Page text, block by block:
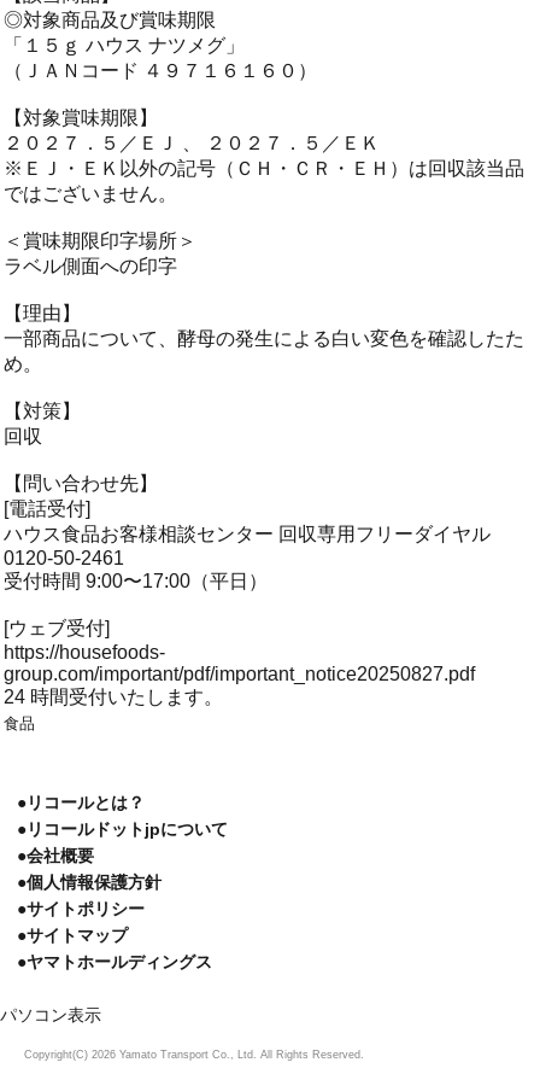
◎対象商品及び賞味期限
「１５ｇ ハウス ナツメグ」
（ＪＡＮコード ４９７１６１６０）
【対象賞味期限】
２０２７．５／ＥＪ 、 ２０２７．５／ＥＫ
※ＥＪ・ＥＫ以外の記号（ＣＨ・ＣＲ・ＥＨ）は回収該当品
ではございません。
＜賞味期限印字場所＞
ラベル側面への印字
【理由】
一部商品について、酵母の発生による白い変色を確認したた
め。
【対策】
回収
【問い合わせ先】
[電話受付]
ハウス食品お客様相談センター 回収専用フリーダイヤル
0120-50-2461
受付時間 9:00〜17:00（平日）
[ウェブ受付]
https://housefoods-
group.com/important/pdf/important_notice20250827.pdf
24 時間受付いたします。
食品
●リコールとは？
●リコールドットjpについて
●会社概要
●個人情報保護方針
●サイトポリシー
●サイトマップ
●ヤマトホールディングス
パソコン表示
Copyright(C) 2026 Yamato Transport Co., Ltd. All Rights Reserved.